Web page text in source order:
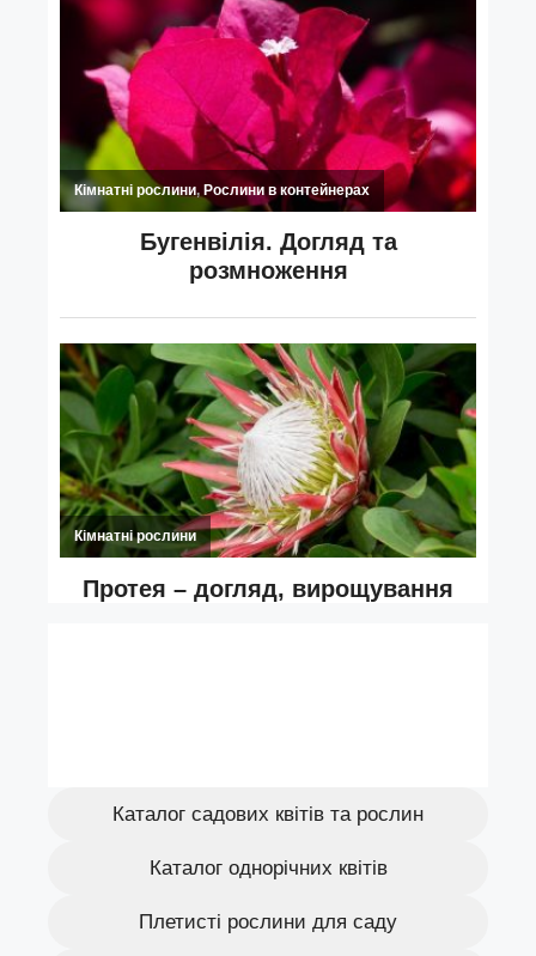
Каталог садових квітів та рослин
Каталог однорічних квітів
Плетисті рослини для саду